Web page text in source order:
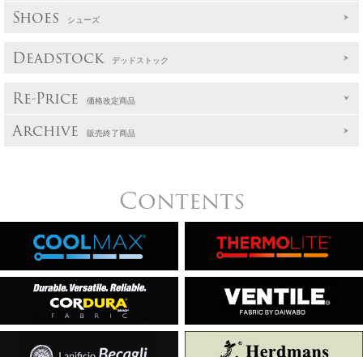
Shoes シューズ
Deadstock デッドストック
Re-Price 価格改定商品
Archive 販売終了商品
Contents